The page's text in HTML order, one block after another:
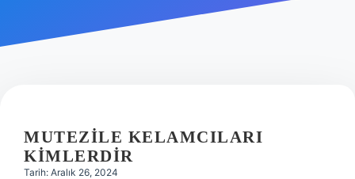
Hakkımızda
MUTEZILE KELAMCILARI
KIMLERDIR
Tarih: Aralık 26, 2024